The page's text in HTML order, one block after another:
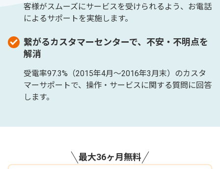
客様がスムーズにサービスを受けられるよう、お電話
によるサポートを実施します。
繋がるカスタマーセンターで、不安・不明点を
解消
受電率97.3%（2015年4月〜2016年3月末）のカスタ
マーサポートで、操作・サービスに関する質問に回答
します。
最大36ヶ月無料